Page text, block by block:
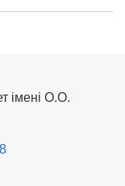
імені О.О.